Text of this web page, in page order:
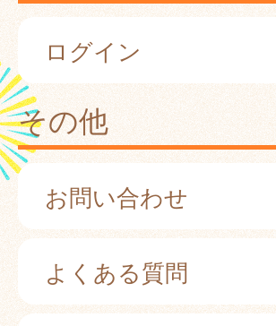
ログイン
その他
お問い合わせ
よくある質問